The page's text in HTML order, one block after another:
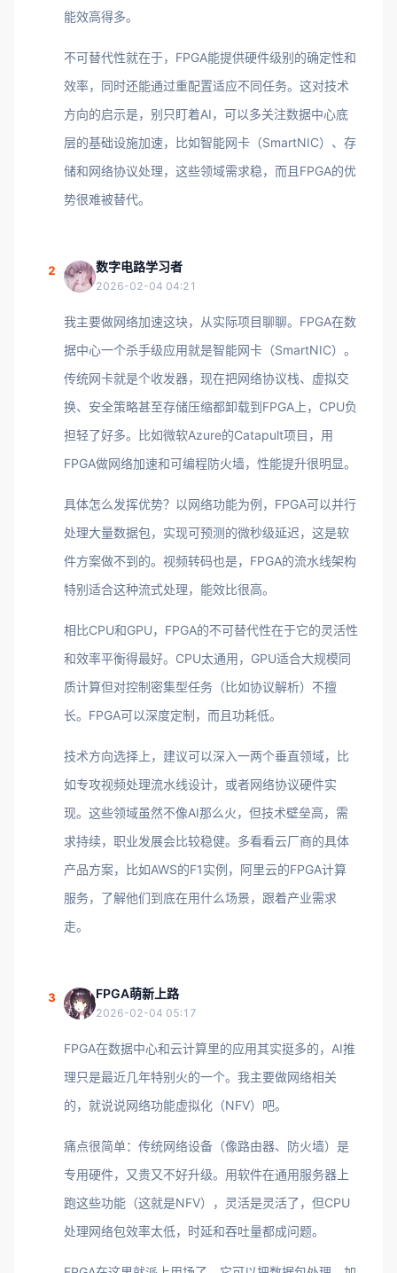
能效高得多。
不可替代性就在于，FPGA能提供硬件级别的确定性和
效率，同时还能通过重配置适应不同任务。这对技术
方向的启示是，别只盯着AI，可以多关注数据中心底
层的基础设施加速，比如智能网卡（SmartNIC）、存
储和网络协议处理，这些领域需求稳，而且FPGA的优
势很难被替代。
2 数字电路学习者
2026-02-04 04:21
我主要做网络加速这块，从实际项目聊聊。FPGA在数
据中心一个杀手级应用就是智能网卡（SmartNIC）。
传统网卡就是个收发器，现在把网络协议栈、虚拟交
换、安全策略甚至存储压缩都卸载到FPGA上，CPU负
担轻了好多。比如微软Azure的Catapult项目，用
FPGA做网络加速和可编程防火墙，性能提升很明显。
具体怎么发挥优势？以网络功能为例，FPGA可以并行
处理大量数据包，实现可预测的微秒级延迟，这是软
件方案做不到的。视频转码也是，FPGA的流水线架构
特别适合这种流式处理，能效比很高。
相比CPU和GPU，FPGA的不可替代性在于它的灵活性
和效率平衡得最好。CPU太通用，GPU适合大规模同
质计算但对控制密集型任务（比如协议解析）不擅
长。FPGA可以深度定制，而且功耗低。
技术方向选择上，建议可以深入一两个垂直领域，比
如专攻视频处理流水线设计，或者网络协议硬件实
现。这些领域虽然不像AI那么火，但技术壁垒高，需
求持续，职业发展会比较稳健。多看看云厂商的具体
产品方案，比如AWS的F1实例，阿里云的FPGA计算
服务，了解他们到底在用什么场景，跟着产业需求
走。
3 FPGA萌新上路
2026-02-04 05:17
FPGA在数据中心和云计算里的应用其实挺多的，AI推
理只是最近几年特别火的一个。我主要做网络相关
的，就说说网络功能虚拟化（NFV）吧。
痛点很简单：传统网络设备（像路由器、防火墙）是
专用硬件，又贵又不好升级。用软件在通用服务器上
跑这些功能（这就是NFV），灵活是灵活了，但CPU
处理网络包效率太低，时延和吞吐量都成问题。